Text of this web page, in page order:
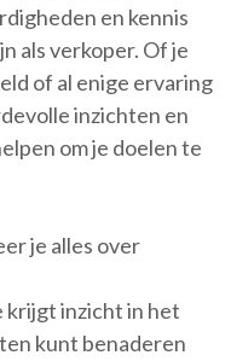
en kennis
als verkoper. Of je
of al enige ervaring
inzichten en
om je doelen te
je alles over
krijgt inzicht in het
kunt benaderen